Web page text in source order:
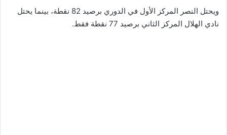
ويحتل النصر المركز الأول في الدوري برصيد 82 نقطة، بينما يحتل
نادي الهلال المركز الثاني برصيد 77 نقطة فقط.